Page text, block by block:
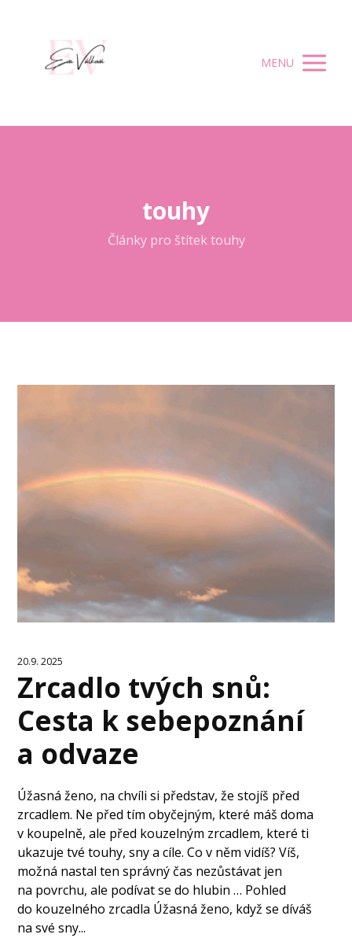
MENU
touhy
Články pro štítek touhy
20.9. 2025
Zrcadlo tvých snů:
Cesta k sebepoznání
a odvaze
Úžasná ženo, na chvíli si představ, že stojíš před
zrcadlem. Ne před tím obyčejným, které máš doma
v koupelně, ale před kouzelným zrcadlem, které ti
ukazuje tvé touhy, sny a cíle. Co v něm vidíš? Víš,
možná nastal ten správný čas nezůstávat jen
na povrchu, ale podívat se do hlubin … Pohled
do kouzelného zrcadla Úžasná ženo, když se díváš
na své sny...